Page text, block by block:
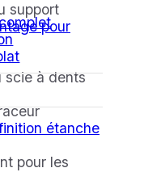
support
pour
scie à dents
étanche
pour les